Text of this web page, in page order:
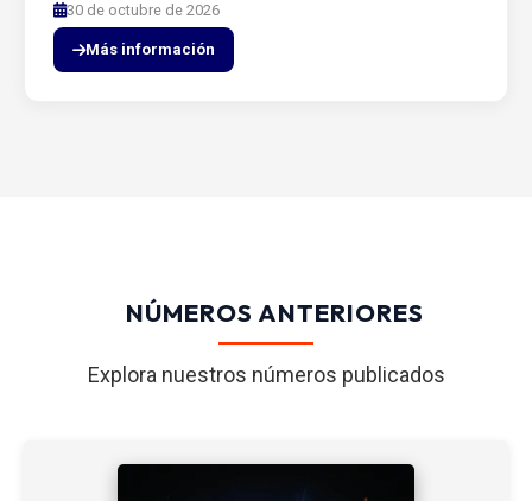
30 de octubre de 2026
Más información
NÚMEROS ANTERIORES
Explora nuestros números publicados